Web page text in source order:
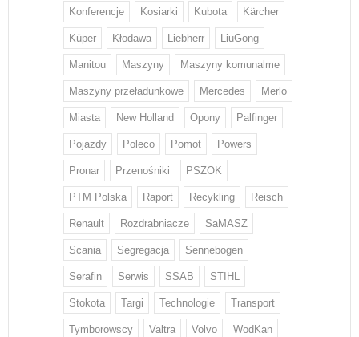
Konferencje Kosiarki Kubota Kärcher
Küper Kłodawa Liebherr LiuGong
Manitou Maszyny Maszyny komunalme
Maszyny przeładunkowe Mercedes Merlo
Miasta New Holland Opony Palfinger
Pojazdy Poleco Pomot Powers
Pronar Przenośniki PSZOK
PTM Polska Raport Recykling Reisch
Renault Rozdrabniacze SaMASZ
Scania Segregacja Sennebogen
Serafin Serwis SSAB STIHL
Stokota Targi Technologie Transport
Tymborowscy Valtra Volvo WodKan